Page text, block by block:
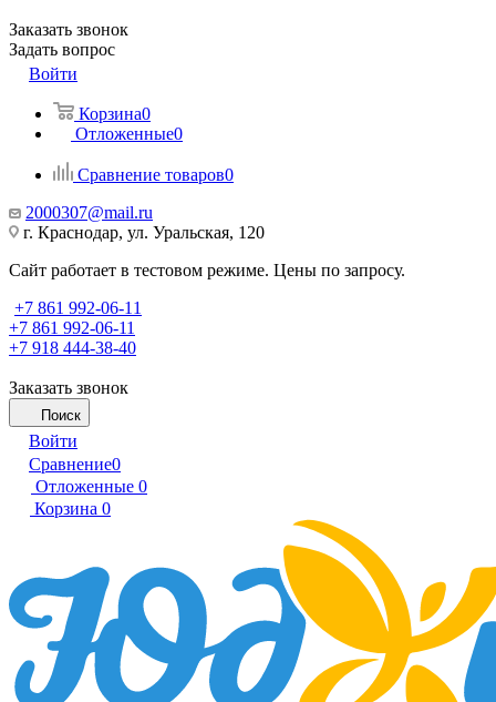
Заказать звонок
Задать вопрос
Войти
Корзина0
Отложенные0
Сравнение товаров0
2000307@mail.ru
г. Краснодар, ул. Уральская, 120
Сайт работает в тестовом режиме. Цены по запросу.
+7 861 992-06-11
+7 861 992-06-11
+7 918 444-38-40
Заказать звонок
Поиск
Войти
Сравнение0
Отложенные 0
Корзина 0